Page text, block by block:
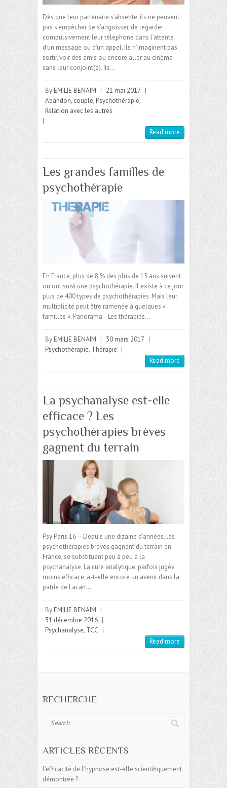
Dès que leur partenaire s’absente, ils ne peuvent
pas s’empêcher de s’angoisser, de regarder
compulsivement leur téléphone dans l’attente
d’un message ou d’un appel. Ils n’imaginent pas
sortir, voir des amis ou encore aller au cinéma
sans leur conjoint(e). Ils…
By EMILIE BENAIM | 21 mai 2017 |
Abandon, couple, Psychothérapie,
Relation avec les autres
|
Read more
Les grandes familles de
psychothérapie
En France, plus de 8 % des plus de 15 ans suivent
ou ont suivi une psychothérapie. Il existe à ce jour
plus de 400 types de psychothérapies. Mais leur
multiplicité peut être ramenée à quelques «
familles ». Panorama. Les thérapies…
By EMILIE BENAIM | 30 mars 2017 |
Psychothérapie, Thérapie |
Read more
La psychanalyse est-elle
efficace ? Les
psychothérapies brèves
gagnent du terrain
Psy Paris 16 – Depuis une dizaine d’années, les
psychothérapies brèves gagnent du terrain en
France, se substituant peu à peu à la
psychanalyse. La cure analytique, parfois jugée
moins efficace, a-t-elle encore un avenir dans la
patrie de Lacan…
By EMILIE BENAIM |
31 décembre 2016 |
Psychanalyse, TCC |
Read more
RECHERCHE
ARTICLES RÉCENTS
L’efficacité de l’hypnose est-elle scientifiquement
démontrée ?